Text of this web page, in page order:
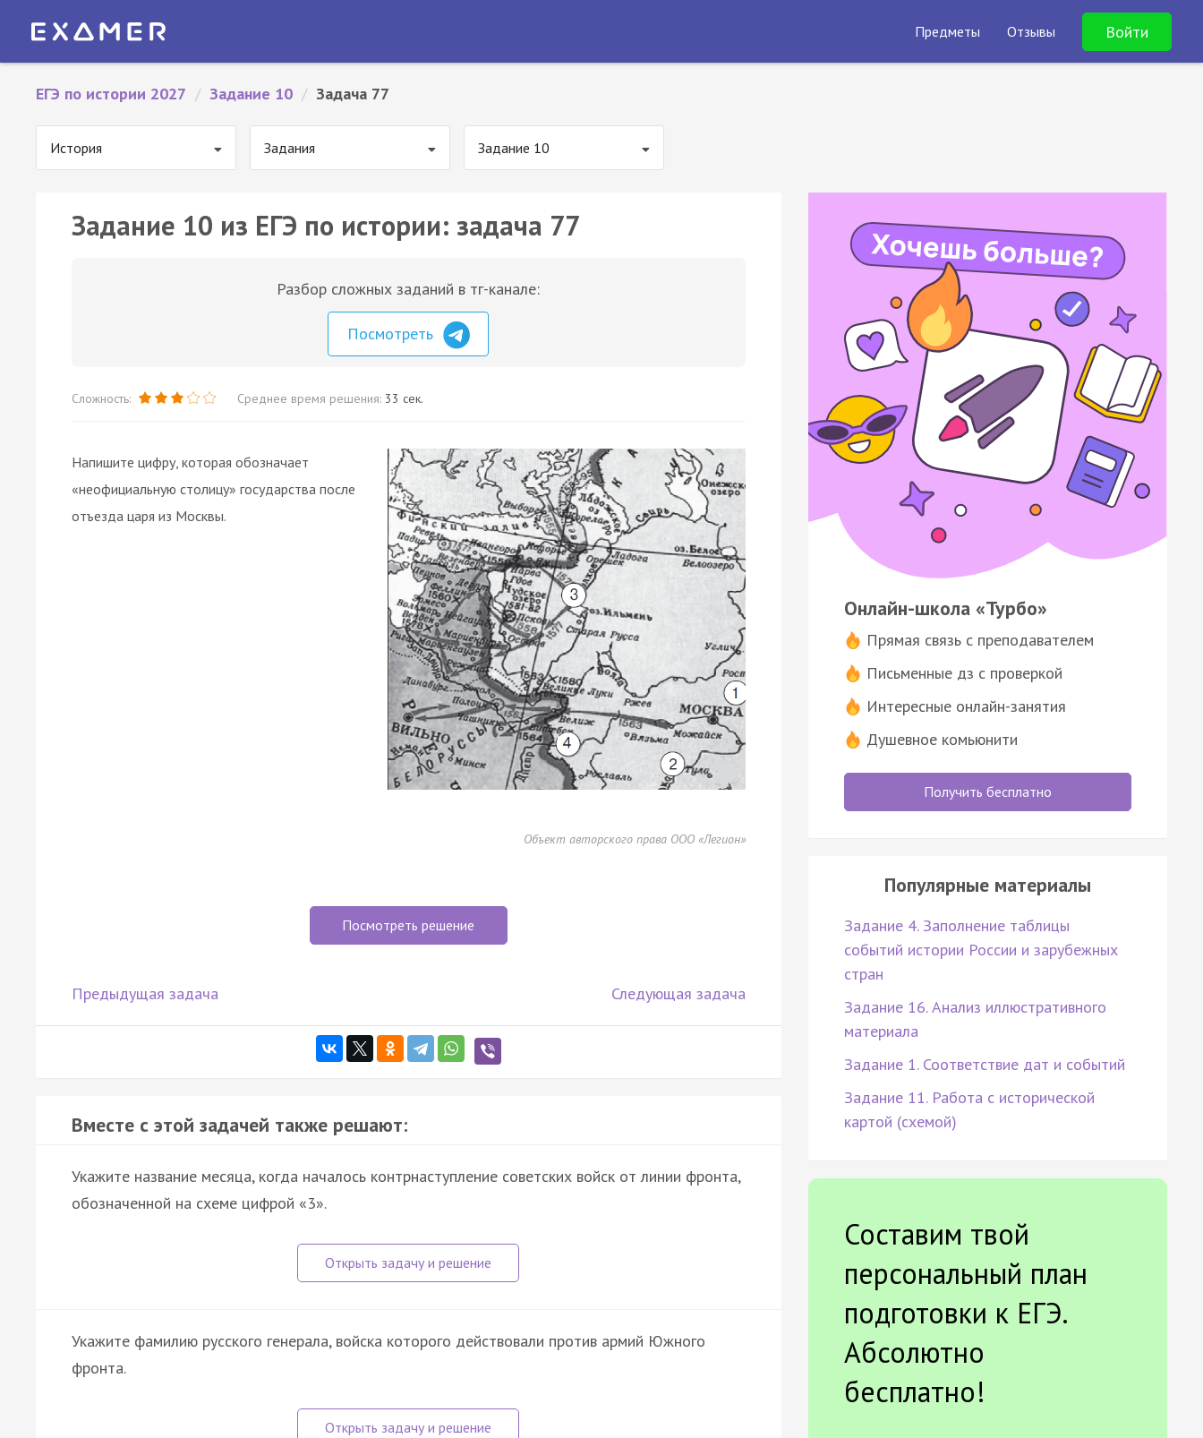
Предметы Отзывы Войти
ЕГЭ по истории 2027 / Задание 10 / Задача 77
История Задания Задание 10
Задание 10 из ЕГЭ по истории: задача 77
Разбор сложных заданий в тг-канале:
Посмотреть
Сложность: Среднее время решения: 33 сек.
Напишите цифру, которая обозначает
«неофициальную столицу» государства после
отъезда царя из Москвы.
Объект авторского права ООО «Легион»
Посмотреть решение
Предыдущая задача Следующая задача
Вместе с этой задачей также решают:
Укажите название месяца, когда началось контрнаступление советских войск от линии фронта,
обозначенной на схеме цифрой «3».
Укажите фамилию русского генерала, войска которого действовали против армий Южного
фронта.
Онлайн-школа «Турбо»
Прямая связь с преподавателем
Письменные дз с проверкой
Интересные онлайн-занятия
Душевное комьюнити
Получить бесплатно
Популярные материалы
Задание 4. Заполнение таблицы
событий истории России и зарубежных
стран
Задание 16. Анализ иллюстративного
материала
Задание 1. Соответствие дат и событий
Задание 11. Работа с исторической
картой (схемой)
Составим твой
персональный план
подготовки к ЕГЭ.
Абсолютно
бесплатно!